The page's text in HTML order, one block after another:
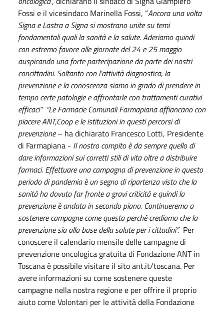
Fossi e il vicesindaco Marinella Fossi, “Ancora una volta
Signa e Lastra a Signa si mostrano unite su temi
fondamentali quali la sanità e la salute. Aderiamo quindi
con estremo favore alle giornate del 24 e 25 maggio
auspicando una forte partecipazione da parte dei nostri
concittadini. Soltanto con l’attività diagnostica, la
prevenzione e la conoscenza siamo in grado di prendere in
tempo certe patologie e affrontarle con trattamenti curativi
efficaci” “Le Farmacie Comunali Farmapiana affiancano con
piacere ANT,Coop e le istituzioni in questi percorsi di
prevenzione– ha dichiarato Francesco Lotti, Presidente
di Farmapiana - Il nostro compito è da sempre quello di
dare informazioni sui corretti stili di vita oltre a distribuire
farmaci. Effettuare una campagna di prevenzione in questo
periodo di pandemia è un segno di ripartenza visto che la
sanità ha dovuto far fronte a gravi criticità e quindi la
prevenzione è andata in secondo piano. Continueremo a
sostenere campagne come questa perché crediamo che la
prevenzione sia alla base della salute per i cittadini”. Per
conoscere il calendario mensile delle campagne di
prevenzione oncologica gratuita di Fondazione ANT in
Toscana è possibile visitare il sito ant.it/toscana. Per
avere informazioni su come sostenere queste
campagne nella nostra regione e per offrire il proprio
aiuto come Volontari per le attività della Fondazione